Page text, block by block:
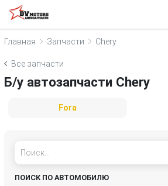
Главная Запчасти Chery
Все запчасти
Б/у автозапчасти Chery
Fora
ПОИСК ПО АВТОМОБИЛЮ